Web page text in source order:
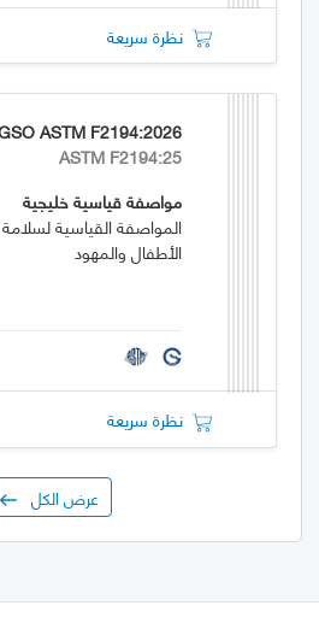
نظرة سريعة
ASTM F2194:2026
ASTM F2194:25
مواصفة قياسية خليجية
المواصفة القياسية
الأطفال والمهود
نظرة سريعة
عرض الكل